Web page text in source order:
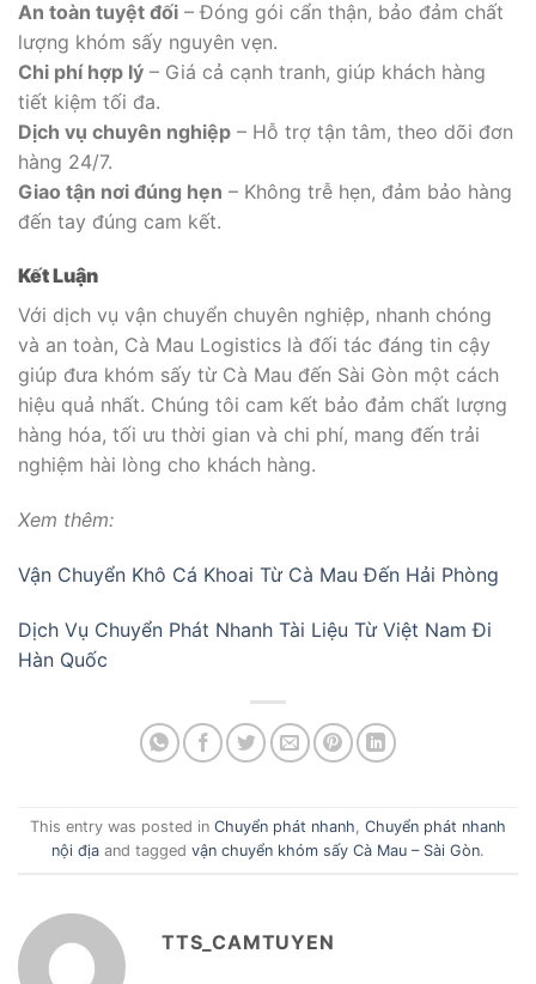
An toàn tuyệt đối – Đóng gói cẩn thận, bảo đảm chất
lượng khóm sấy nguyên vẹn.
Chi phí hợp lý – Giá cả cạnh tranh, giúp khách hàng
tiết kiệm tối đa.
Dịch vụ chuyên nghiệp – Hỗ trợ tận tâm, theo dõi đơn
hàng 24/7.
Giao tận nơi đúng hẹn – Không trễ hẹn, đảm bảo hàng
đến tay đúng cam kết.
Kết Luận
Với dịch vụ vận chuyển chuyên nghiệp, nhanh chóng
và an toàn, Cà Mau Logistics là đối tác đáng tin cậy
giúp đưa khóm sấy từ Cà Mau đến Sài Gòn một cách
hiệu quả nhất. Chúng tôi cam kết bảo đảm chất lượng
hàng hóa, tối ưu thời gian và chi phí, mang đến trải
nghiệm hài lòng cho khách hàng.
Xem thêm:
Vận Chuyển Khô Cá Khoai Từ Cà Mau Đến Hải Phòng
Dịch Vụ Chuyển Phát Nhanh Tài Liệu Từ Việt Nam Đi
Hàn Quốc
This entry was posted in Chuyển phát nhanh, Chuyển phát nhanh
nội địa and tagged vận chuyển khóm sấy Cà Mau – Sài Gòn.
TTS_CAMTUYEN